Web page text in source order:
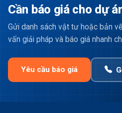
Cần báo giá cho dự
Gửi danh sách vật tư hoặc bản
vấn giải pháp và báo giá nhanh
Yêu cầu báo giá